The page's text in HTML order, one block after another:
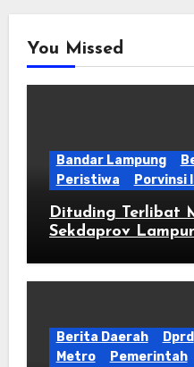
You Missed
Bandar Lampung
Peristiwa
Porvinsi
Dituding Terlibat
Sekdaprov
Berita Daerah Dprd
Metro
Pemerintah